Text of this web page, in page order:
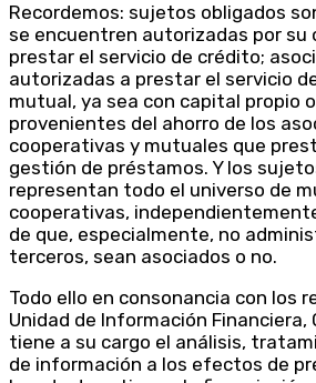
Recordemos: sujetos obligados
se encuentren autorizadas por su
prestar el servicio de crédito;
autorizadas a prestar el servicio
mutual, ya sea con capital propio
provenientes del ahorro de los
cooperativas y mutuales que
gestión de préstamos. Y los
representan todo el universo de
cooperativas,
de que, especialmente, no
terceros, sean asociados o no.
Todo ello en consonancia con los
Unidad de Información Financiera,
tiene a su cargo el análisis,
de información a los efectos de